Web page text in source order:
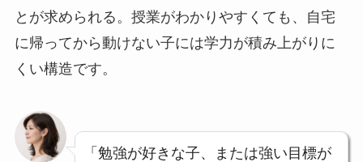
とが求められる。授業がわかりやすくても、自宅
に帰ってから動けない子には学力が積み上がりに
くい構造です。
「勉強が好きな子、または強い目標が